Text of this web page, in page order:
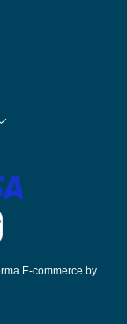
E-commerce by